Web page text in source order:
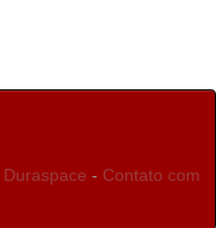
Duraspace - Contato com